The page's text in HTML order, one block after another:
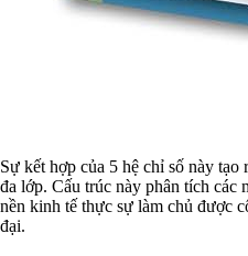
Sự kết hợp của 5 hệ chỉ số này
đa lớp. Cấu trúc này phân tích
nền kinh tế thực sự làm chủ được
đại.